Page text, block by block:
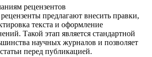
рецензентов
предлагают внесить правки,
текста и оформление
Такой этап является стандартной
научных журналов и позволяет
перед публикацией.